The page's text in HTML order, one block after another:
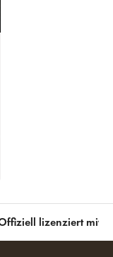
lizenziert mit